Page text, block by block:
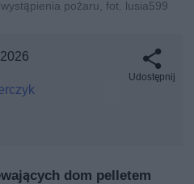
pożaru, fot. lusia599
Udostępnij
dom pelletem